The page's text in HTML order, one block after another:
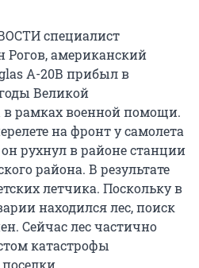
специалист
Рогов, американский
А-20В прибыл в
Великой
в рамках военной помощи.
на фронт у самолета
рухнул в районе станции
района. В результате
летчика. Поскольку в
находился лес, поиск
Сейчас лес частично
катастрофы